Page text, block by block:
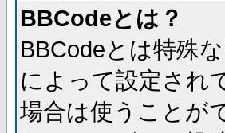
BBCodeとは？
BBCodeとは特殊
によって設定され
場合は使うことが